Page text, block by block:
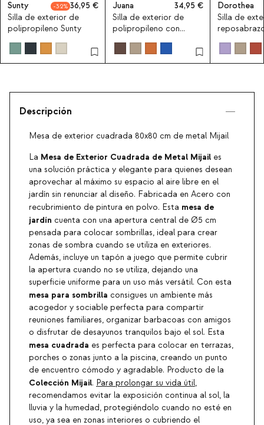
Sunty 32
36,95
Silla de exterior de
polipropileno Sunty
Juana
34,95
Silla de exterior de
polipropileno con
reposabrazos Juana
Dorothea
Silla de
Dorothea
Descripción
Mesa de exterior cuadrada 80x80 cm de metal Mijail
La Mesa de Exterior Cuadrada de Metal Mijail es
una solución práctica y elegante para quienes desean
aprovechar al máximo su espacio al aire libre en el
jardín sin renunciar al diseño. Fabricada en Acero con
recubrimiento de pintura en polvo. Esta mesa de
jardín cuenta con una apertura central de Ø5 cm
pensada para colocar sombrillas, ideal para crear
zonas de sombra cuando se utiliza en exteriores.
Además, incluye un tapón a juego que permite cubrir
la apertura cuando no se utiliza, dejando una
superficie uniforme para un uso más versátil. Con esta
mesa para sombrilla consigues un ambiente más
acogedor y sociable perfecta para compartir
reuniones familiares, organizar barbacoas con amigos
o disfrutar de desayunos tranquilos bajo el sol. Esta
mesa cuadrada es perfecta para colocar en terrazas,
porches o zonas junto a la piscina, creando un punto
de encuentro cómodo y agradable. Producto de la
Colección Mijail. Para prolongar su vida útil,
recomendamos evitar la exposición continua al sol, la
lluvia y la humedad, protegiéndolo cuando no esté en
uso, ya sea en zonas interiores o cubriendo el